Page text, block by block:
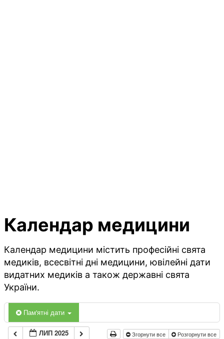
Календар медицини
Календар медицини містить професійні свята
медиків, всесвітні дні медицини, ювілейні дати
видатних медиків а також державні свята
України.
Пам'ятні дати
ЛИП 2025 Згорнути все Розгорнути все